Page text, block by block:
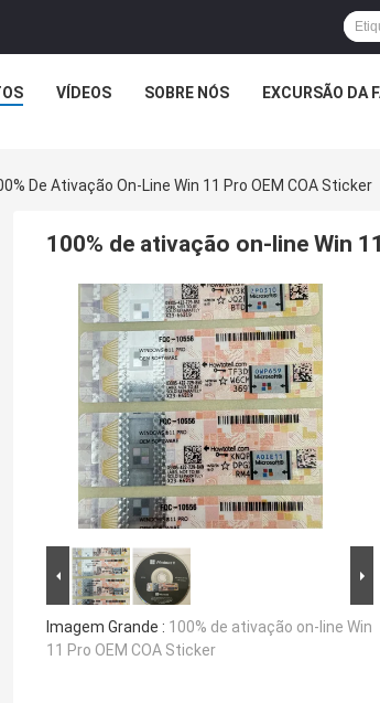
VÍDEOS SOBRE NÓS EXCURSÃO DA
De Ativação On-Line Win 11 Pro OEM COA Sticker
100% de ativação on-line Win
Imagem Grande : 100% de ativação on-line Win
11 Pro OEM COA Sticker